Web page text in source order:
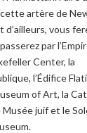
artèrede
d’ailleurs, vous
par
Center, la
, l’Édifice
ofArt, la
Muséejuif et le
.